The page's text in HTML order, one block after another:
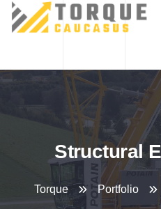
Structural
Torque Portfolio